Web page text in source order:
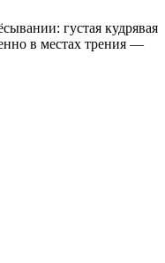
густая кудрявая
в местах трения —